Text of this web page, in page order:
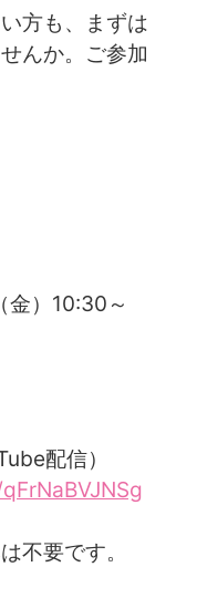
方も、まずは
んか。ご参加
金）10:30～
配信）
不要です。